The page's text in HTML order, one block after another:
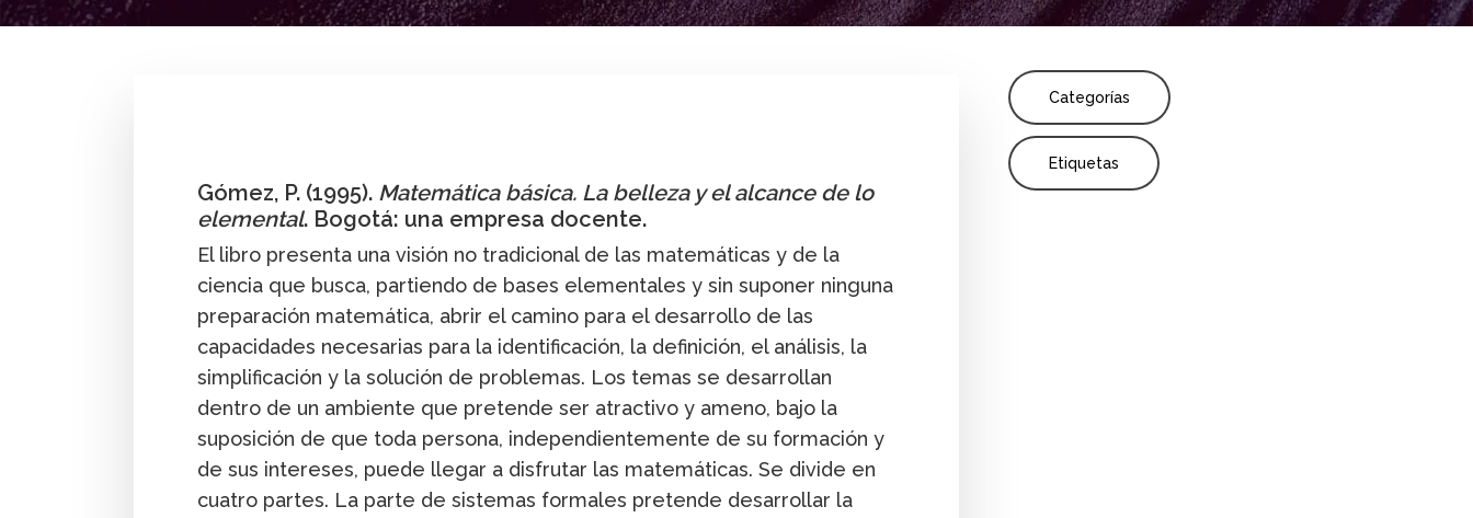
Gómez, P. (1995). Matemática básica. La belleza y el alcance de lo
elemental. Bogotá: una empresa docente.
El libro presenta una visión no tradicional de las matemáticas y de la
ciencia que busca, partiendo de bases elementales y sin suponer ninguna
preparación matemática, abrir el camino para el desarrollo de las
capacidades necesarias para la identificación, la definición, el análisis, la
simplificación y la solución de problemas. Los temas se desarrollan
dentro de un ambiente que pretende ser atractivo y ameno, bajo la
suposición de que toda persona, independientemente de su formación y
de sus intereses, puede llegar a disfrutar las matemáticas. Se divide en
cuatro partes. La parte de sistemas formales pretende desarrollar la
Categorías
Etiquetas